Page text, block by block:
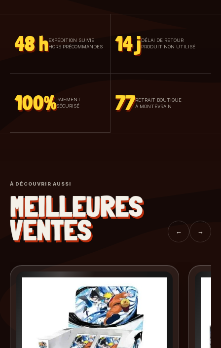
48 h EXPÉDITION SUIVIE
HORS PRÉCOMMANDES
14 jDÉLAI DE RETOUR
PRODUIT NON UTILISÉ
100% PAIEMENT
SÉCURISÉ
77RETRAIT BOUTIQUE
À MONTÉVRAIN
À DÉCOUVRIR AUSSI
MEILLEURES
VENTES ← →